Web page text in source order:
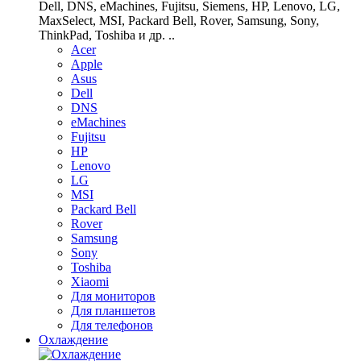
Dell, DNS, eMachines, Fujitsu, Siemens, HP, Lenovo, LG,
MaxSelect, MSI, Packard Bell, Rover, Samsung, Sony,
ThinkPad, Toshiba и др. ..
Acer
Apple
Asus
Dell
DNS
eMachines
Fujitsu
HP
Lenovo
LG
MSI
Packard Bell
Rover
Samsung
Sony
Toshiba
Xiaomi
Для мониторов
Для планшетов
Для телефонов
Охлаждение